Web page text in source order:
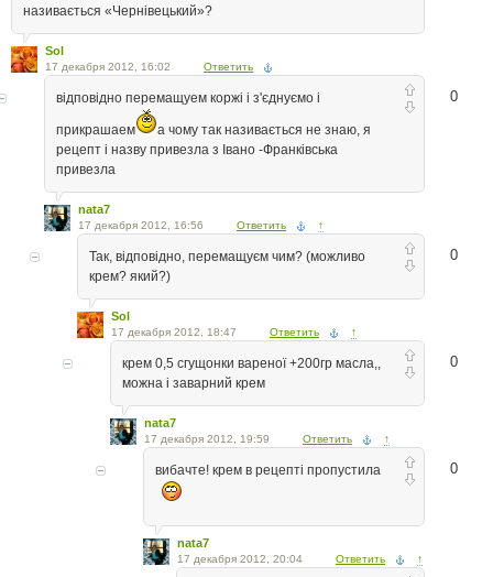
називається «Чернівецький»?
Sol
17 декабря 2012, 16:02 Ответить
0
відповідно перемащуем коржі і з'єднуємо і
прикрашаем
а чому так називається не знаю, я
рецепт і назву привезла з Івано -Франківська
привезла
nata7
17 декабря 2012, 16:56 Ответить ↑
0
Так, відповідно, перемащуєм чим? (можливо
крем? який?)
Sol
17 декабря 2012, 18:47 Ответить ↑
0
крем 0,5 сгущонки вареної +200гр масла,,
можна і заварний крем
nata7
17 декабря 2012, 19:59 Ответить ↑
0
вибачте! крем в рецепті пропустила
nata7
17 декабря 2012, 20:04 Ответить ↑